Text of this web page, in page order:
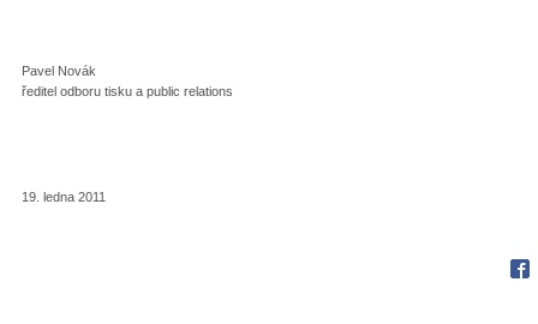
Pavel Novák
ředitel odboru tisku a public relations
19. ledna 2011